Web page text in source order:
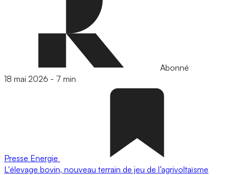
Abonné
18 mai 2026 - 7 min
Presse Energie
L'élevage bovin, nouveau terrain de jeu de l’agrivoltaïsme